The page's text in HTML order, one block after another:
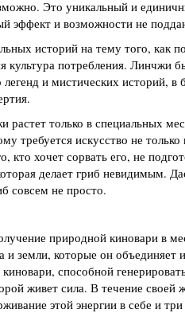
Это уникальный и
эффект и возможности не
историй на тему того, как
культура потребления. Линчжи
легенд и мистических историй,
растет только в специальных
требуется искусство не
кто хочет сорвать его, не
делает гриб невидимым.
совсем не просто.
природной киновари в
и земли, которые он
способной
живет сила. В течение своей
этой энергии в себе и